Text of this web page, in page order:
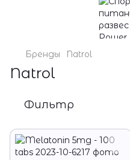
Бренды Natrol
Natrol
Фильтр